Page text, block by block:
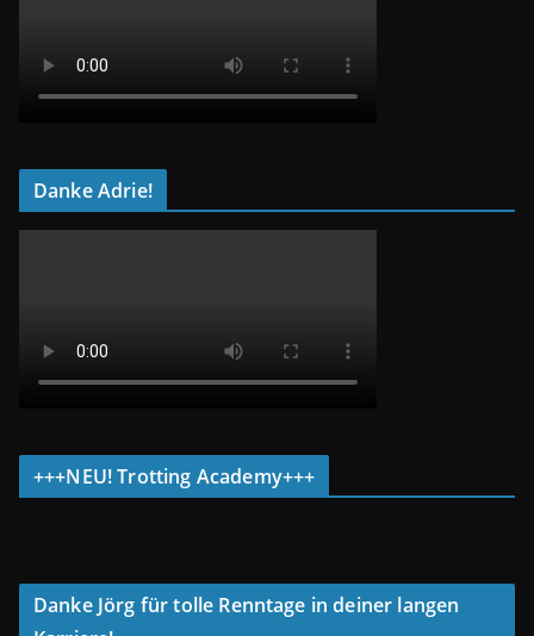
Danke Adrie!
+++NEU! Trotting Academy+++
Danke Jörg für tolle Renntage in deiner langen